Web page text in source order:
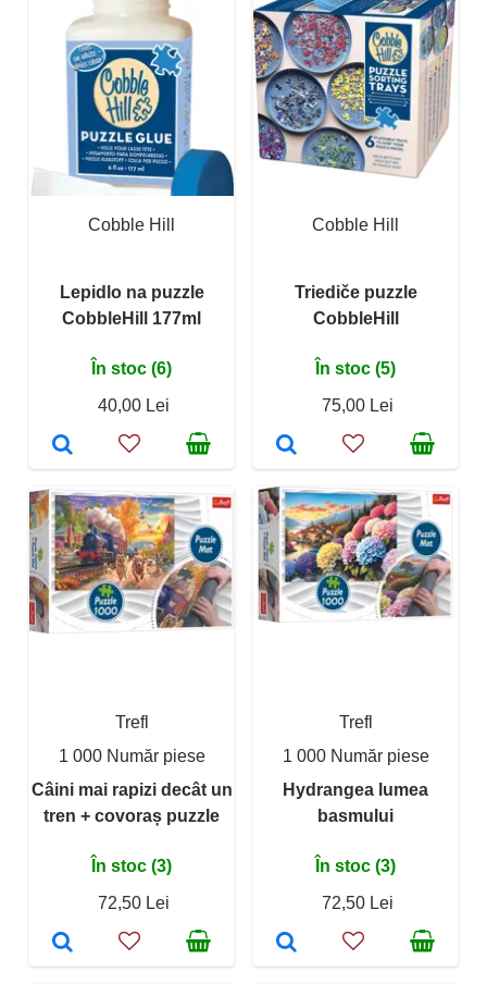
Cobble Hill
Lepidlo na puzzle
CobbleHill 177ml
În stoc (6)
40,00 Lei
Cobble Hill
Triediče puzzle
CobbleHill
În stoc (5)
75,00 Lei
Trefl
1 000 Număr piese
Câini mai rapizi decât un
tren + covoraș puzzle
În stoc (3)
72,50 Lei
Trefl
1 000 Număr piese
Hydrangea lumea
basmului
În stoc (3)
72,50 Lei